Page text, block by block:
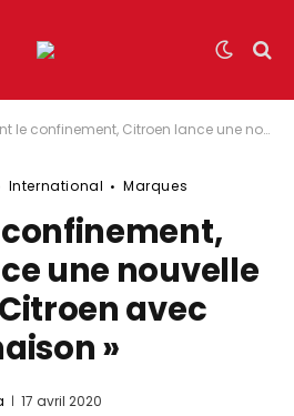
Citroen lance une nouvelle émission « Citroen avec vous à la maison »
International Marques
une nouvelle
avec
»
17 avril 2020